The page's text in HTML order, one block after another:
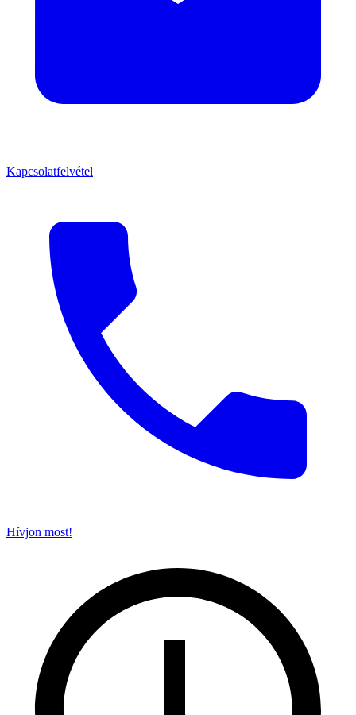
Kapcsolatfelvétel
Hívjon most!